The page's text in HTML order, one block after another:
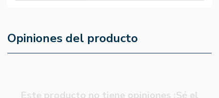
Opiniones del producto